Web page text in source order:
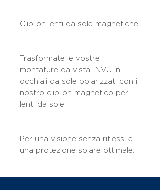
Clip-on lenti da sole magnetiche:
Trasformate le vostre
montature da vista INVU in
occhiali da sole polarizzati con il
nostro clip-on magnetico per
lenti da sole.
Per una visione senza riflessi e
una protezione solare ottimale.